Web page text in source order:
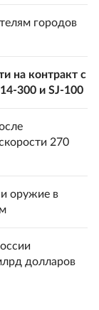
городов
на контракт с
300 и SJ-100
270
оружие в
долларов